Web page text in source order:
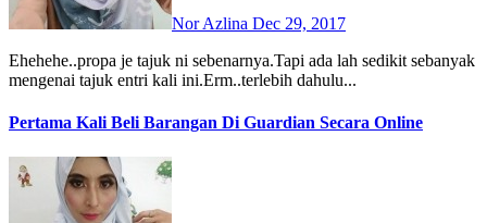
Nor Azlina Dec 29, 2017
Ehehehe..propa je tajuk ni sebenarnya.Tapi ada lah sedikit sebanyak
mengenai tajuk entri kali ini.Erm..terlebih dahulu...
Pertama Kali Beli Barangan Di Guardian Secara Online